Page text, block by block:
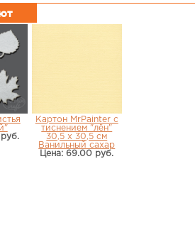
Картон MrPainter с
тиснением "лён"
30,5 х 30,5 см
Ванильный сахар
Цена: 69.00 руб.